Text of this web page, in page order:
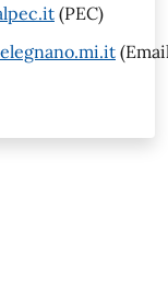
(PEC)